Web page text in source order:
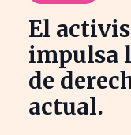
El
impulsa
de
actual.